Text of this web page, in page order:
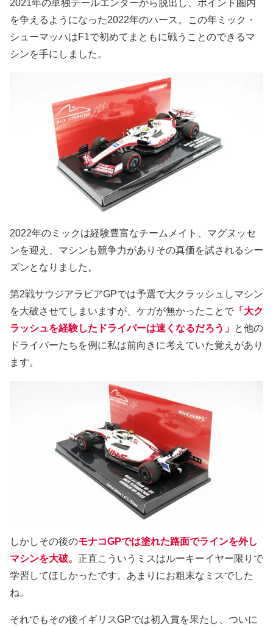
2021年の単独テールエンダーから脱出し、ポイント圏内
を争えるようになった2022年のハース。この年ミック・
シューマッハはF1で初めてまともに戦うことのできるマ
シンを手にしました。
2022年のミックは経験豊富なチームメイト、マグヌッセ
ンを迎え、マシンも競争力がありその真価を試されるシー
ズンとなりました。
第2戦サウジアラビアGPでは予選で大クラッシュしマシン
を大破させてしまいますが、ケガが無かったことで 「大ク
ラッシュを経験したドライバーは速くなるだろう」 と他の
ドライバーたちを例に私は前向きに考えていた覚えがあり
ます。
しかしその後のモナコGPでは塗れた路面でラインを外し
マシンを大破。
正直こういうミスはルーキーイヤー限りで
学習してほしかったです。あまりにお粗末なミスでした
ね。
それでもその後イギリスGPでは初入賞を果たし、ついに